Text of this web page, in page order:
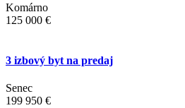
Komárno
125 000 €
3 izbový byt na predaj
Senec
199 950 €